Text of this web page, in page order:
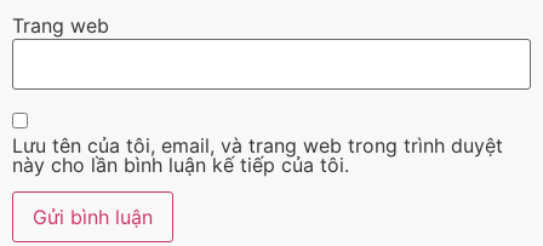
Trang web
Lưu tên của tôi, email, và trang web trong trình duyệt
này cho lần bình luận kế tiếp của tôi.